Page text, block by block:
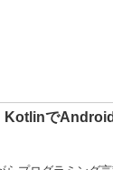
Kotlinで